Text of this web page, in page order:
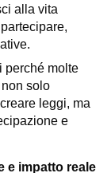
alla vita
perché molte
solo
leggi, ma
e
e impatto reale